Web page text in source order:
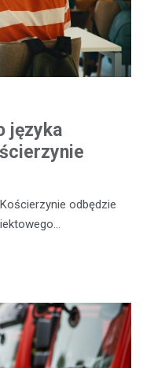
języka
odbędzie